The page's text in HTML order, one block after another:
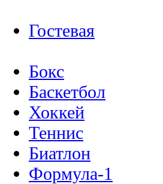
Гостевая
Бокс
Баскетбол
Хоккей
Теннис
Биатлон
Формула-1